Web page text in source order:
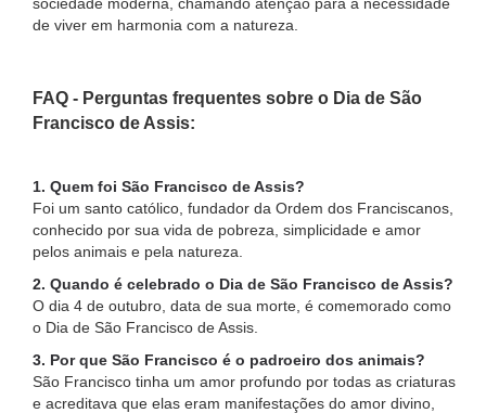
de viver em harmonia com a natureza.
FAQ - Perguntas frequentes sobre o Dia de São
Francisco de Assis:
1. Quem foi São Francisco de Assis?
Foi um santo católico, fundador da Ordem dos Franciscanos,
conhecido por sua vida de pobreza, simplicidade e amor
pelos animais e pela natureza.
2. Quando é celebrado o Dia de São Francisco de Assis?
O dia 4 de outubro, data de sua morte, é comemorado como
o Dia de São Francisco de Assis.
3. Por que São Francisco é o padroeiro dos animais?
São Francisco tinha um amor profundo por todas as criaturas
e acreditava que elas eram manifestações do amor divino,